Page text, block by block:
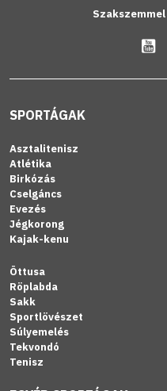
Szakszemmel
SPORTÁGAK
Asztalitenisz
Atlétika
Birkózás
Cselgáncs
Evezés
Jégkorong
Kajak-kenu
Öttusa
Röplabda
Sakk
Sportlövészet
Súlyemelés
Tekvondó
Tenisz